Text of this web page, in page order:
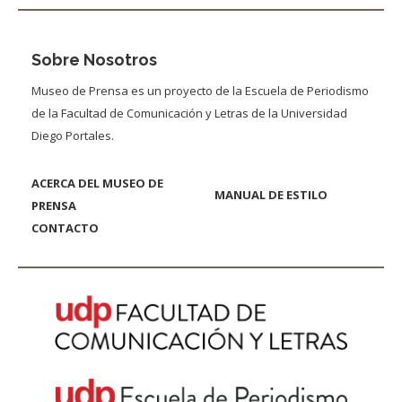
Sobre Nosotros
Museo de Prensa es un proyecto de la Escuela de Periodismo
de la Facultad de Comunicación y Letras de la Universidad
Diego Portales.
ACERCA DEL MUSEO DE
PRENSA
MANUAL DE ESTILO
CONTACTO